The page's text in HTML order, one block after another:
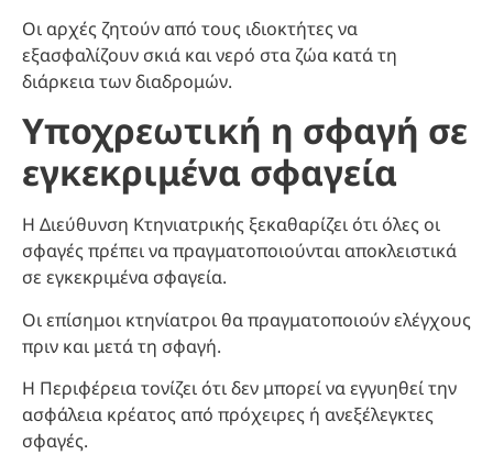
Οι αρχές ζητούν από τους ιδιοκτήτες να
εξασφαλίζουν σκιά και νερό στα ζώα κατά τη
διάρκεια των διαδρομών.
Υποχρεωτική η σφαγή σε
εγκεκριμένα σφαγεία
Η Διεύθυνση Κτηνιατρικής ξεκαθαρίζει ότι όλες οι
σφαγές πρέπει να πραγματοποιούνται αποκλειστικά
σε εγκεκριμένα σφαγεία.
Οι επίσημοι κτηνίατροι θα πραγματοποιούν ελέγχους
πριν και μετά τη σφαγή.
Η Περιφέρεια τονίζει ότι δεν μπορεί να εγγυηθεί την
ασφάλεια κρέατος από πρόχειρες ή ανεξέλεγκτες
σφαγές.